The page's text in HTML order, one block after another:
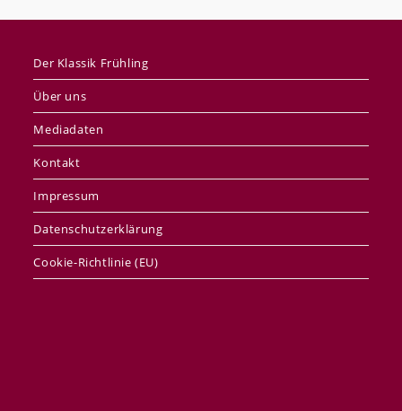
Der Klassik Frühling
Über uns
Mediadaten
Kontakt
Impressum
Datenschutzerklärung
Cookie-Richtlinie (EU)